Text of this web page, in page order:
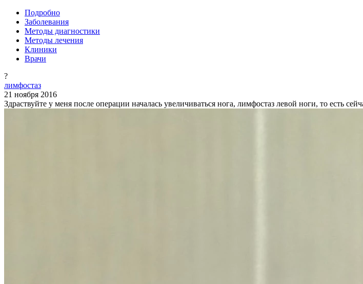
Подробно
Заболевания
Методы диагностики
Методы лечения
Клиники
Врачи
?
лимфостаз
21 ноября 2016
Здраствуйте у меня после операции началась увеличиваться нога, лимфостаз левой ноги, то есть